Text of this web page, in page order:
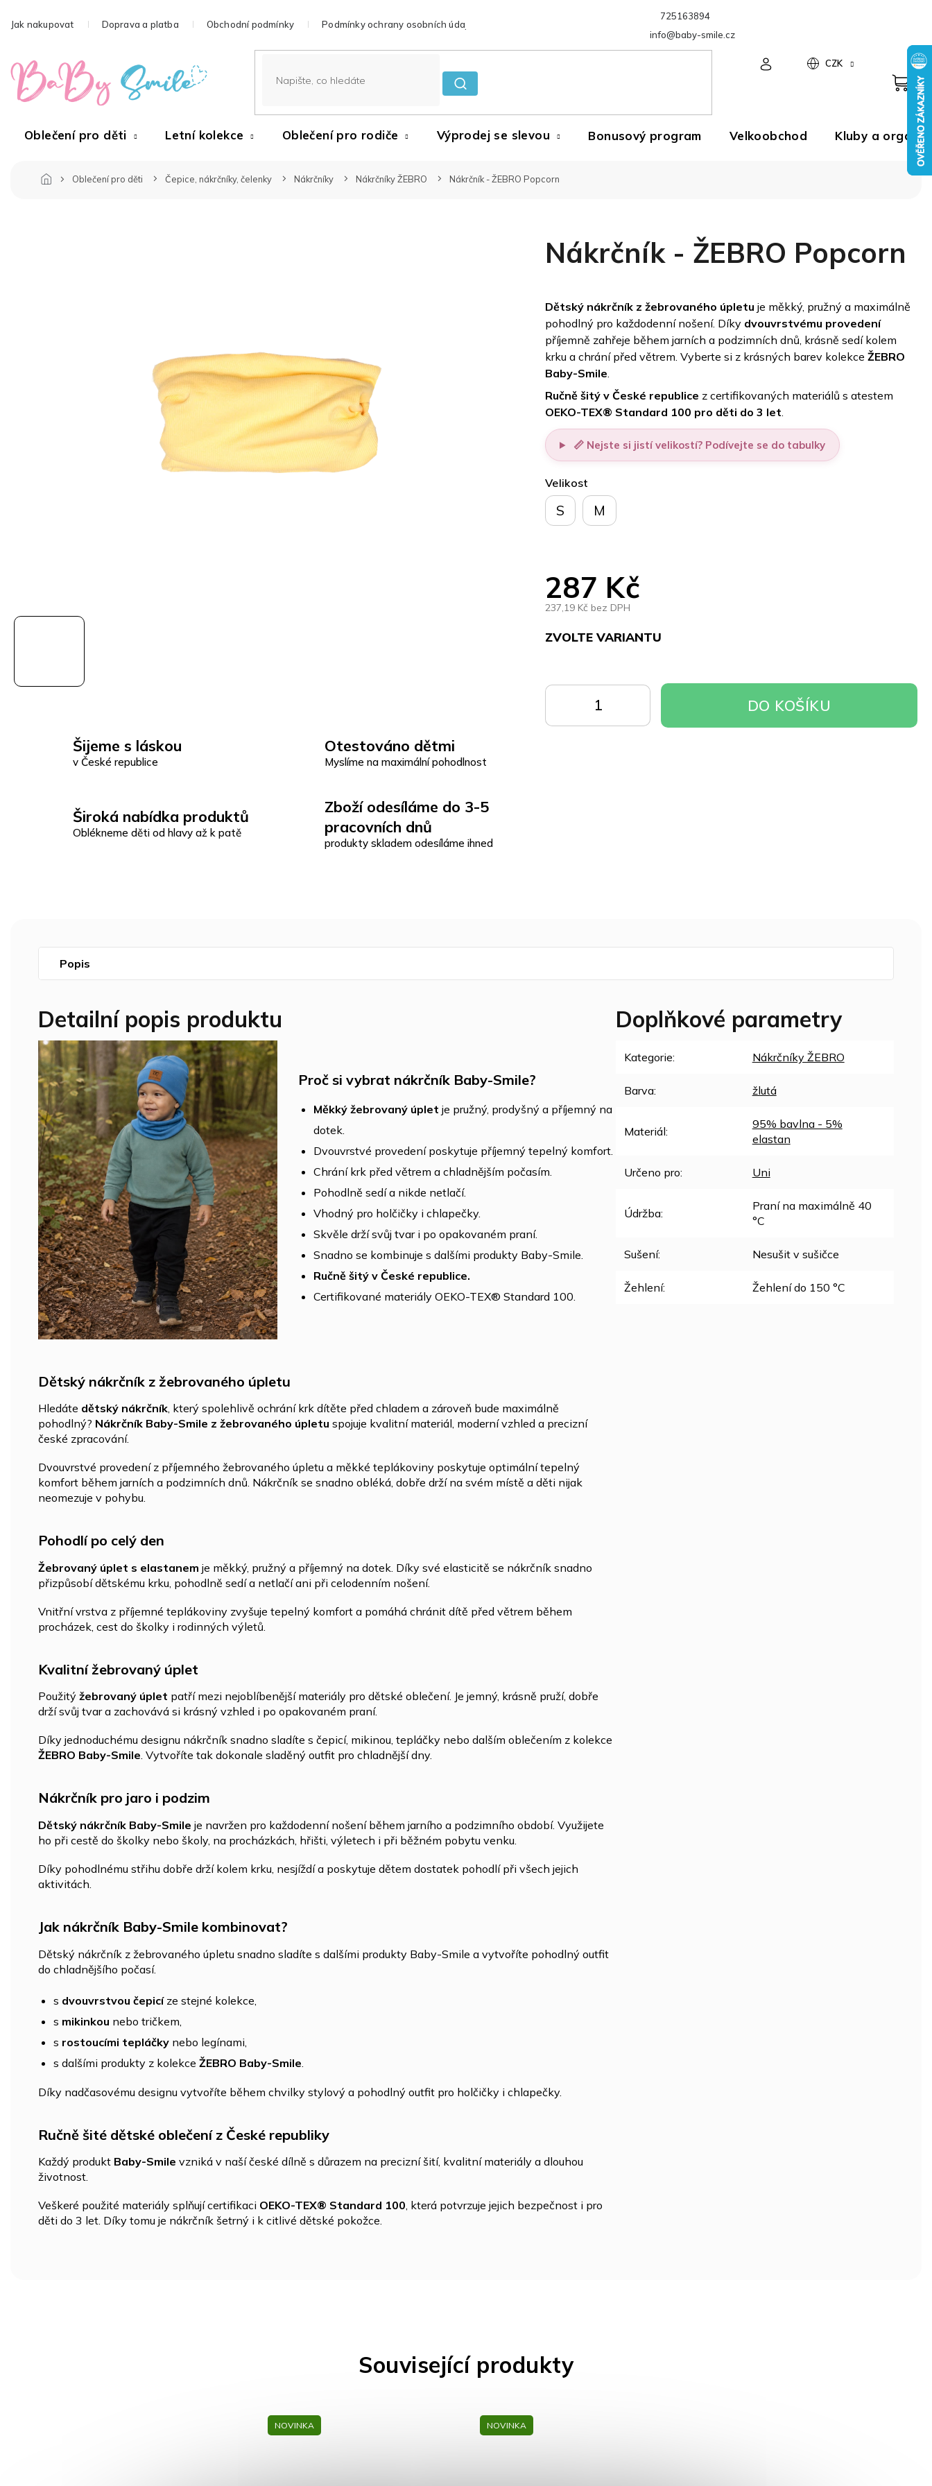
na
725163894
info@baby-smile.cz
Jak nakupovat Doprava a platba Obchodní podmínky Podmínky ochrany osobních údajů
CZK
Oblečení pro děti Letní kolekce Oblečení pro rodiče Výprodej se slevou Bonusový program Velkoobchod Kluby a
Oblečení pro děti Čepice, nákrčníky, čelenky Nákrčníky Nákrčníky ŽEBRO Nákrčník - ŽEBRO Popcorn
Šijeme s láskou
v České republice
Otestováno dětmi
Myslíme na maximální pohodlnost
Široká nabídka produktů
Oblékneme děti od hlavy až k patě
Zboží odesíláme do 3-5
pracovních dnů
produkty skladem odesíláme ihned
Nákrčník - ŽEBRO Popcorn
287 Kč
237,19 Kč bez DPH
ZVOLTE VARIANTU
Velikost
S M
DO KOŠÍKU
Dětský nákrčník z žebrovaného úpletu je měkký, pružný a maximálně
pohodlný pro každodenní nošení. Díky dvouvrstvému provedení
příjemně zahřeje během jarních a podzimních dnů, krásně sedí kolem
krku a chrání před větrem. Vyberte si z krásných barev kolekceŽEBRO
Baby-Smile.
Ručně šitý v České republice z certifikovaných materiálů s atestem
OEKO-TEX® Standard 100 pro děti do 3 let.
📏 Nejste si jistí velikostí? Podívejte se do tabulky
Související produkty
NOVINKA NOVINKA
Popis
Detailní popis produktu
Proč si vybrat nákrčník Baby-Smile?
Měkký žebrovaný úplet je pružný, prodyšný a příjemný na
dotek.
Dvouvrstvé provedení poskytuje příjemný tepelný komfort.
Chrání krk před větrem a chladnějším počasím.
Pohodlně sedí a nikde netlačí.
Vhodný pro holčičky i chlapečky.
Skvěle drží svůj tvar i po opakovaném praní.
Snadno se kombinuje s dalšími produkty Baby-Smile.
Ručně šitý v České republice.
Certifikované materiály OEKO-TEX® Standard 100.
Dětský nákrčník z žebrovaného úpletu
Hledáte dětský nákrčník, který spolehlivě ochrání krk dítěte před chladem a zároveň bude maximálně
pohodlný? Nákrčník Baby-Smile z žebrovaného úpletu spojuje kvalitní materiál, moderní vzhled a precizní
české zpracování.
Dvouvrstvé provedení z příjemného žebrovaného úpletu a měkké teplákoviny poskytuje optimální tepelný
komfort během jarních a podzimních dnů. Nákrčník se snadno obléká, dobře drží na svém místě a děti nijak
neomezuje v pohybu.
Pohodlí po celý den
Žebrovaný úplet s elastanem je měkký, pružný a příjemný na dotek. Díky své elasticitě se nákrčník snadno
přizpůsobí dětskému krku, pohodlně sedí a netlačí ani při celodenním nošení.
Vnitřní vrstva z příjemné teplákoviny zvyšuje tepelný komfort a pomáhá chránit dítě před větrem během
procházek, cest do školky i rodinných výletů.
Kvalitní žebrovaný úplet
Použitý žebrovaný úplet patří mezi nejoblíbenější materiály pro dětské oblečení. Je jemný, krásně pruží, dobře
drží svůj tvar a zachovává si krásný vzhled i po opakovaném praní.
Díky jednoduchému designu nákrčník snadno sladíte s čepicí, mikinou, tepláčky nebo dalším oblečením z kolekce
ŽEBRO Baby-Smile. Vytvoříte tak dokonale sladěný outfit pro chladnější dny.
Nákrčník pro jaro i podzim
Dětský nákrčník Baby-Smile je navržen pro každodenní nošení během jarního a podzimního období. Využijete
ho při cestě do školky nebo školy, na procházkách, hřišti, výletech i při běžném pobytu venku.
Díky pohodlnému střihu dobře drží kolem krku, nesjíždí a poskytuje dětem dostatek pohodlí při všech jejich
aktivitách.
Jak nákrčník Baby-Smile kombinovat?
Dětský nákrčník z žebrovaného úpletu snadno sladíte s dalšími produkty Baby-Smile a vytvoříte pohodlný outfit
do chladnějšího počasí.
s dvouvrstvou čepicíze stejné kolekce,
s mikinkou nebo tričkem,
s rostoucími tepláčky nebo legínami,
s dalšími produkty z kolekce ŽEBRO Baby-Smile
Díky nadčasovému designu vytvoříte během chvilky stylový a pohodlný outfit pro holčičky i chlapečky.
Ručně šité dětské oblečení z České republiky
Každý produkt Baby-Smile vzniká v naší české dílně s důrazem na precizní šití, kvalitní materiály a dlouhou
životnost.
Veškeré použité materiály splňují certifikaci OEKO-TEX® Standard 100, která potvrzuje jejich bezpečnost i pro
děti do 3 let. Díky tomu je nákrčník šetrný i k citlivé dětské pokožce.
Doplňkové parametry
Kategorie: Nákrčníky ŽEBRO
Barva: žlutá
Materiál:
95% bavlna - 5%
elastan
Určeno pro: Uni
Údržba:
Praní na maximálně 40
°C
Sušení: Nesušit v sušičce
Žehlení: Žehlení do 150 °C